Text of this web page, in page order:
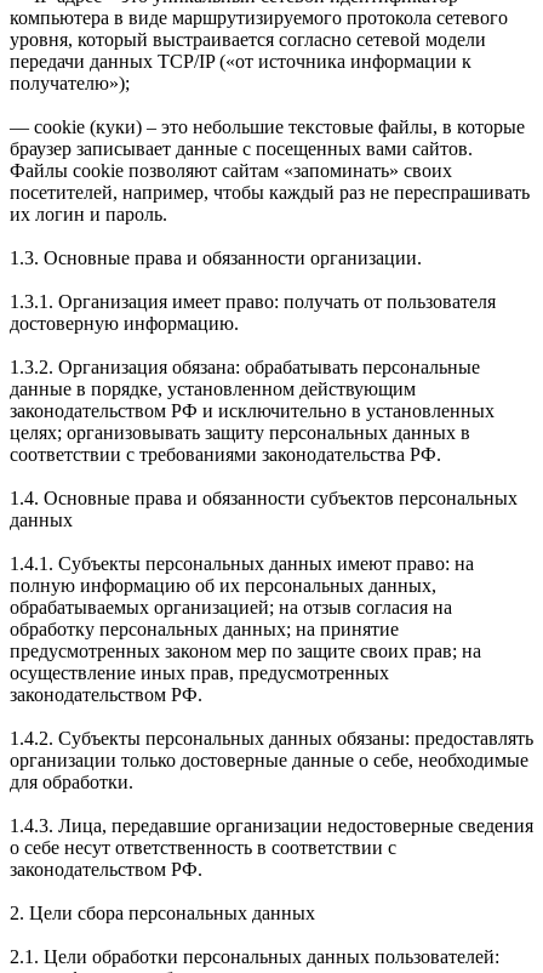
компьютера в виде маршрутизируемого протокола сетевого
уровня, который выстраивается согласно сетевой модели
передачи данных TCP/IP («от источника информации к
получателю»);
— cookie (куки) – это небольшие текстовые файлы, в которые
браузер записывает данные с посещенных вами сайтов.
Файлы cookie позволяют сайтам «запоминать» своих
посетителей, например, чтобы каждый раз не переспрашивать
их логин и пароль.
1.3. Основные права и обязанности организации.
1.3.1. Организация имеет право: получать от пользователя
достоверную информацию.
1.3.2. Организация обязана: обрабатывать персональные
данные в порядке, установленном действующим
законодательством РФ и исключительно в установленных
целях; организовывать защиту персональных данных в
соответствии с требованиями законодательства РФ.
1.4. Основные права и обязанности субъектов персональных
данных
1.4.1. Субъекты персональных данных имеют право: на
полную информацию об их персональных данных,
обрабатываемых организацией; на отзыв согласия на
обработку персональных данных; на принятие
предусмотренных законом мер по защите своих прав; на
осуществление иных прав, предусмотренных
законодательством РФ.
1.4.2. Субъекты персональных данных обязаны: предоставлять
организации только достоверные данные о себе, необходимые
для обработки.
1.4.3. Лица, передавшие организации недостоверные сведения
о себе несут ответственность в соответствии с
законодательством РФ.
2. Цели сбора персональных данных
2.1. Цели обработки персональных данных пользователей: